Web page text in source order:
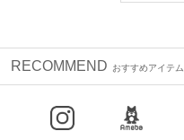
RECOMMEND おすすめアイテム